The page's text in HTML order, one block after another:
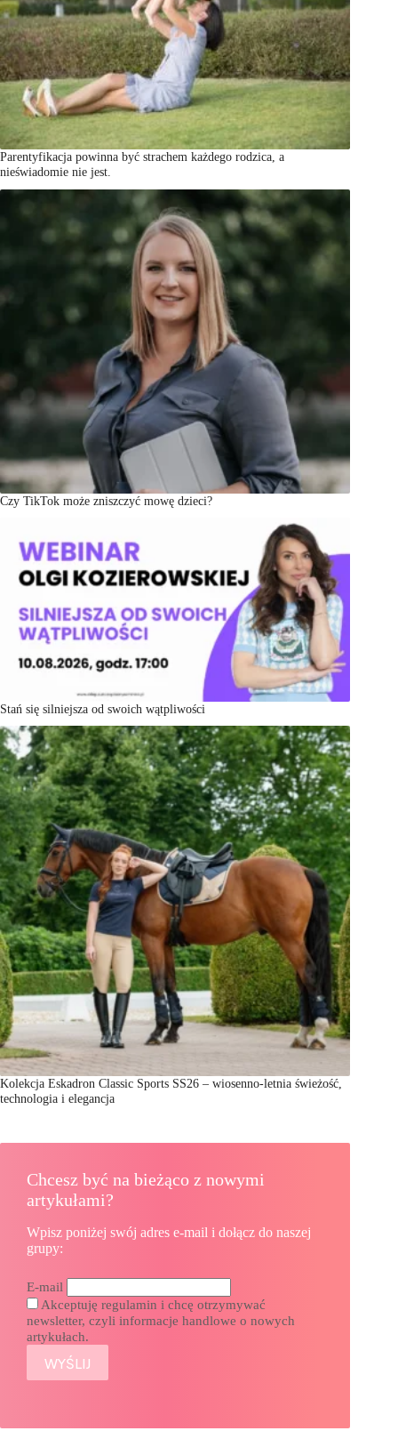
Parentyfikacja powinna być strachem każdego rodzica, a
nieświadomie nie jest.
Czy TikTok może zniszczyć mowę dzieci?
Stań się silniejsza od swoich wątpliwości
Kolekcja Eskadron Classic Sports SS26 – wiosenno-letnia świeżość,
technologia i elegancja
Chcesz być na bieżąco z nowymi
artykułami?
Wpisz poniżej swój adres e-mail i dołącz do naszej
grupy:
E-mail
Akceptuję regulamin i chcę otrzymywać
newsletter, czyli informacje handlowe o nowych
artykułach.